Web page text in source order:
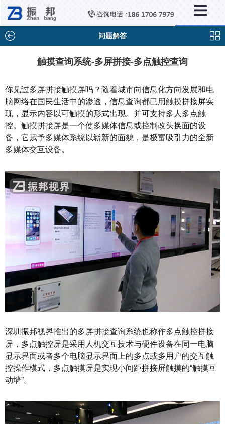
问题解答
触摸查询系统-多屏拼接-多点触控查询
你见过多屏拼接触摸屏吗？随着城市向信息化方向发展和电
脑网络在国民生活中的渗透，信息查询都已用触摸拼接屏实
现，显示内容以可触摸的形式出现。并可支持多人多点触
控。触摸拼接屏是一个使多媒体信息或控制改头换面的设
备，它赋予多媒体系统以崭新的面貌，是极富吸引力的全新
多媒体交互设备。
深圳振邦视界推出的多屏拼接查询系统也称作多点触控拼接
屏，多点触控屏是采用人机交互技术与硬件设备在同一电脑
显示界面或者多个电脑显示界面上的多点或多用户的交互触
控操作模式，多点触摸屏是实现小间距拼接屏触摸的“触摸互
动墙”。
新闻中心
×
行业新闻
问题解答
百科知识